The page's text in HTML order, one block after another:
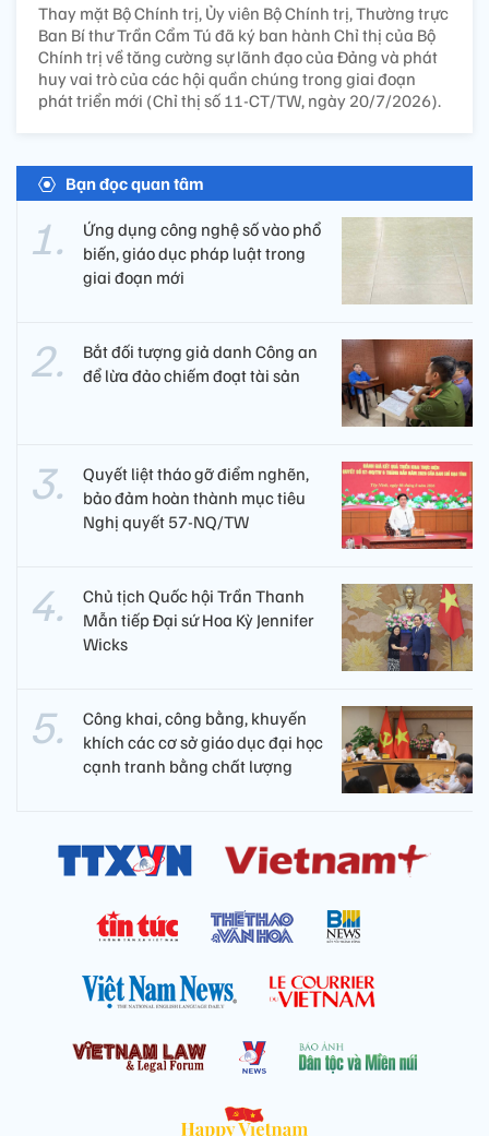
Thay mặt Bộ Chính trị, Ủy viên Bộ Chính trị, Thường trực
Ban Bí thư Trần Cẩm Tú đã ký ban hành Chỉ thị của Bộ
Chính trị về tăng cường sự lãnh đạo của Đảng và phát
huy vai trò của các hội quần chúng trong giai đoạn
phát triển mới (Chỉ thị số 11-CT/TW, ngày 20/7/2026).
Bạn đọc quan tâm
Ứng dụng công nghệ số vào phổ
biến, giáo dục pháp luật trong
giai đoạn mới
Bắt đối tượng giả danh Công an
để lừa đảo chiếm đoạt tài sản
Quyết liệt tháo gỡ điểm nghẽn,
bảo đảm hoàn thành mục tiêu
Nghị quyết 57-NQ/TW
Chủ tịch Quốc hội Trần Thanh
Mẫn tiếp Đại sứ Hoa Kỳ Jennifer
Wicks
Công khai, công bằng, khuyến
khích các cơ sở giáo dục đại học
cạnh tranh bằng chất lượng​